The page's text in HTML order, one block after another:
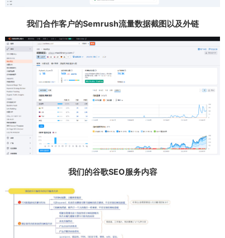
我们合作客户的Semrush流量数据截图以及外链
我们的谷歌SEO服务内容